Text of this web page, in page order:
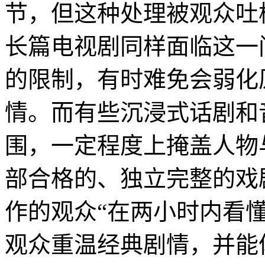
节，但这种处理被观众
长篇电视剧同样面临这
的限制，有时难免会弱
情。而有些沉浸式话剧
围，一定程度上掩盖人
部合格的、独立完整的
作的观众“在两小时内看
观众重温经典剧情，并